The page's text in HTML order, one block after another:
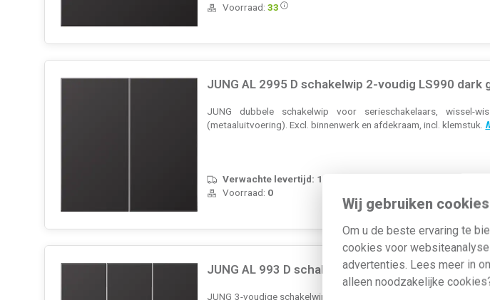
Wij gebruiken cookies
Om u de beste ervaring te
cookies voor
advertenties. Lees meer in
alleen noodzakelijke
Voorraad: 33
JUNG AL 2995 D schakelwip 2-voudig LS990 dark
JUNG dubbele schakelwip voor serieschakelaars, wissel-
(metaaluitvoering). Excl. binnenwerk en afdekraam, incl. klemstuk.
Verwachte levertijd: 1-2 weken
Voorraad: 0
JUNG AL 993 D schakelwip drievoudig LS990
JUNG 3-voudige schakelwip, voor schakelaar 5306 EU, LS 990,